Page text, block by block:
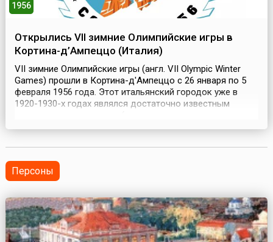
1956
Открылись VII зимние Олимпийские игры в
Кортина-д’Ампеццо (Италия)
VII зимние Олимпийские игры (англ. VII Olympic Winter
Games) прошли в Кортина-д'Ампеццо с 26 января по 5
февраля 1956 года. Этот итальянский городок уже в
1920-1930-х годах являлся достаточно известным
соревнования мирового уровня по лыжному и
Олимпийские игры еще в 1944 году, но которые были
отменены из-з...
Персоны